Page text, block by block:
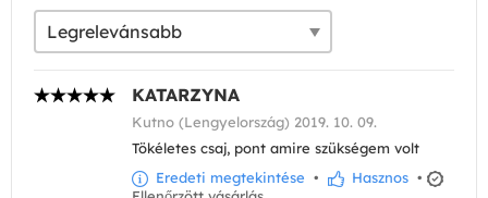
KATARZYNA
Kutno (Lengyelország) 2019. 10. 09.
Tökéletes csaj, pont amire szükségem volt
Eredeti megtekintése • Hasznos •